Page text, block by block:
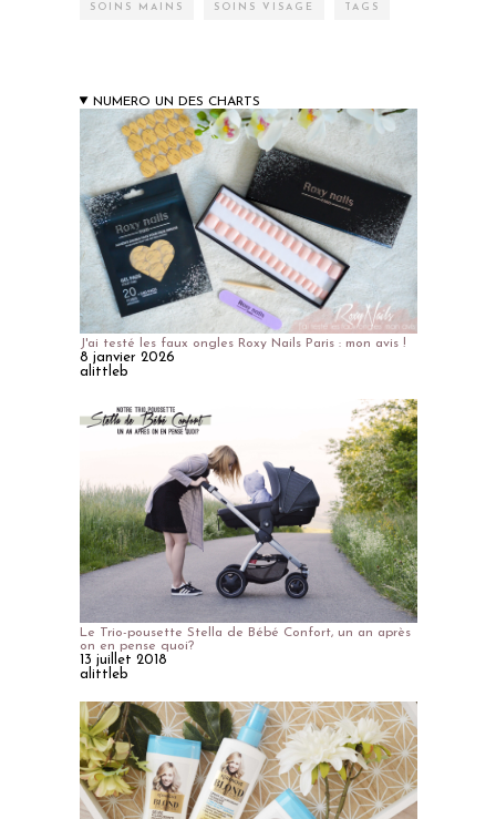
SOINS MAINS SOINS VISAGE TAGS
NUMERO UN DES CHARTS
J'ai testé les faux ongles Roxy Nails Paris : mon avis !
8 janvier 2026
alittleb
Le Trio-pousette Stella de Bébé Confort, un an après
on en pense quoi?
13 juillet 2018
alittleb